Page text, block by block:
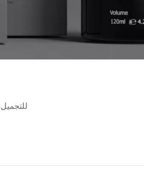
فبراير 2025 معرض هانغتشو CiE للتجميل